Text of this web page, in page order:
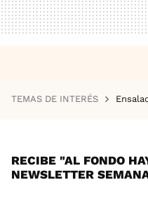
TEMAS DE INTERÉS
RECIBE "AL FONDO
NEWSLETTER